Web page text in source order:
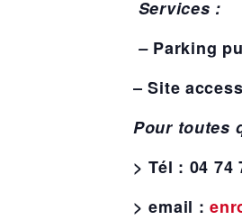
Services :
– Parking
– Site
Pour toutes
> Tél : 04 74
> email :